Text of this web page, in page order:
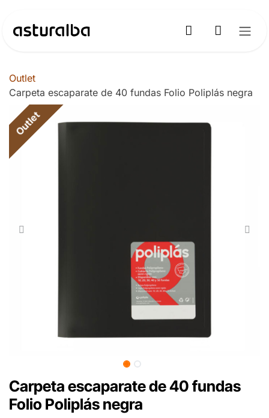
Outlet
Carpeta escaparate de 40 fundas Folio Poliplás negra
Outlet
Carpeta escaparate de 40 fundas
Folio Poliplás negra